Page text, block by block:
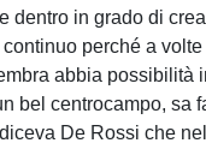
dentro in grado di
perché a
abbia possibilità
bel centrocampo, sa
De Rossi che